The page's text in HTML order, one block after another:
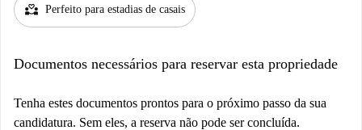
partner_heart Perfeito para estadias de casais
Documentos necessários para reservar esta propriedade
Tenha estes documentos prontos para o próximo passo da sua
candidatura. Sem eles, a reserva não pode ser concluída.